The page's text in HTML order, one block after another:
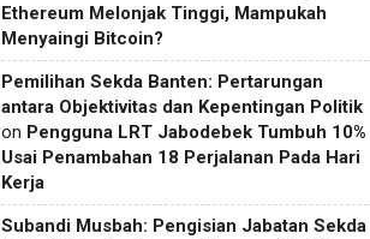
Ethereum Melonjak Tinggi, Mampukah
Menyaingi Bitcoin?
Pemilihan Sekda Banten: Pertarungan
antara Objektivitas dan Kepentingan Politik
on Pengguna LRT Jabodebek Tumbuh 10%
Usai Penambahan 18 Perjalanan Pada Hari
Kerja
Subandi Musbah: Pengisian Jabatan Sekda